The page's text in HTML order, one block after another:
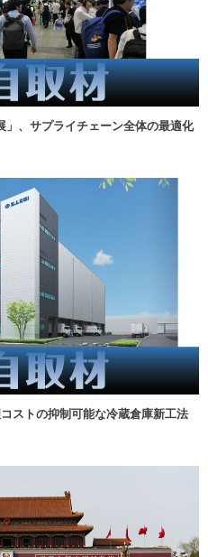
」、サプライチェーン全体の最適化
ストの抑制可能な冷蔵倉庫新工法